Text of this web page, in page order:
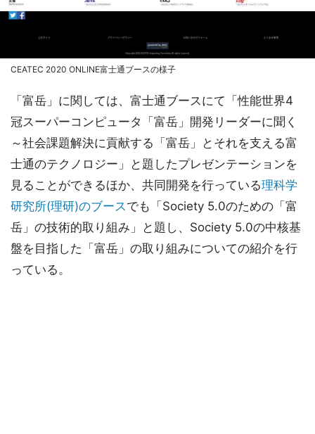
CEATEC 2020 ONLINE富士通ブースの様子
「富岳」に関しては、富士通ブースにて「性能世界4
冠スーパーコンピュータ「富岳」開発リーダーに聞く
～社会課題解決に貢献する「富岳」とそれを支える富
士通のテクノロジー」と題したプレゼンテーションを
見ることができるほか、共同開発を行っている理科学
研究所(理研)のブース でも「Society 5.0のための「富
岳」の技術的取り組み」と題し、Society 5.0の中核基
盤を目指した「富岳」の取り組みについての紹介を行
っている。